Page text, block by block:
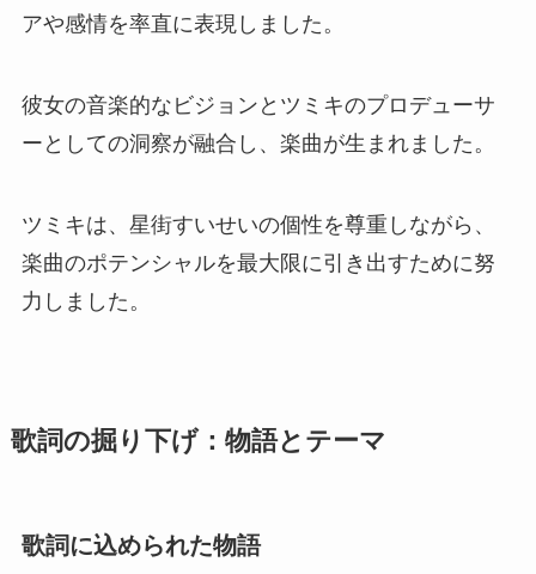
アや感情を率直に表現しました。
彼女の音楽的なビジョンとツミキのプロデューサ
ーとしての洞察が融合し、楽曲が生まれました。
ツミキは、星街すいせいの個性を尊重しながら、
楽曲のポテンシャルを最大限に引き出すために努
力しました。
歌詞の掘り下げ：物語とテーマ
歌詞に込められた物語